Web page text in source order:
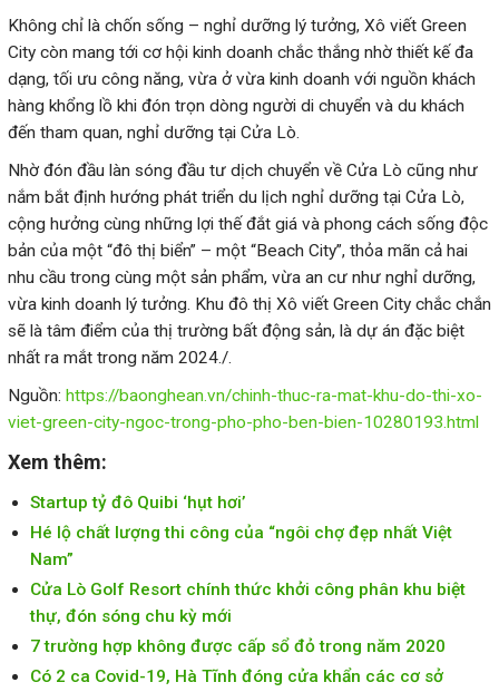
City còn mang tới cơ hội kinh doanh chắc thắng nhờ thiết kế đa
dạng, tối ưu công năng, vừa ở vừa kinh doanh với nguồn khách
hàng khổng lồ khi đón trọn dòng người di chuyển và du khách
nắm bắt định hướng phát triển du lịch nghỉ dưỡng tại Cửa Lò,
cộng hưởng cùng những lợi thế đắt giá và phong cách sống độc
bản của một “đô thị biển” – một “Beach City”, thỏa mãn cả hai
nhu cầu trong cùng một sản phẩm, vừa an cư như nghỉ dưỡng,
vừa kinh doanh lý tưởng. Khu đô thị Xô viết Green City chắc chắn
sẽ là tâm điểm của thị trường bất động sản, là dự án đặc biệt
nhất ra mắt trong năm 2024./.
Nguồn: https://baonghean.vn/chinh-thuc-ra-mat-khu-do-thi-xo-
viet-green-city-ngoc-trong-pho-pho-ben-bien-10280193.html
Xem thêm:
Startup tỷ đô Quibi ‘hụt hơi’
Hé lộ chất lượng thi công của “ngôi chợ đẹp nhất Việt
Nam”
Cửa Lò Golf Resort chính thức khởi công phân khu biệt
thự, đón sóng chu kỳ mới
7 trường hợp không được cấp sổ đỏ trong năm 2020
Có 2 ca Covid-19, Hà Tĩnh đóng cửa khẩn các cơ sở